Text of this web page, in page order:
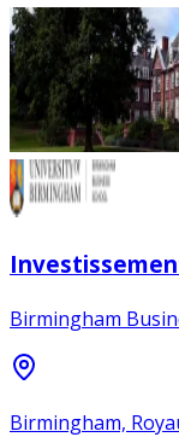
Birmingham
Birmingham,